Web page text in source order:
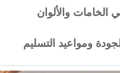
الخامات والألوان
ومواعيد التسليم